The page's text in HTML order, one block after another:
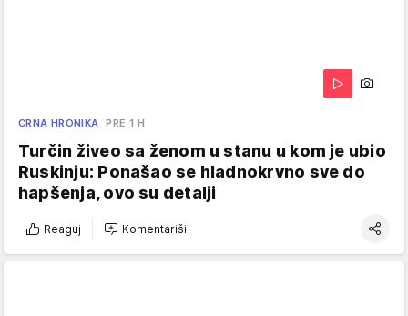
CRNA HRONIKA PRE 1 H
Turčin živeo sa ženom u stanu u kom je ubio
Ruskinju: Ponašao se hladnokrvno sve do
hapšenja, ovo su detalji
Reaguj Komentariši